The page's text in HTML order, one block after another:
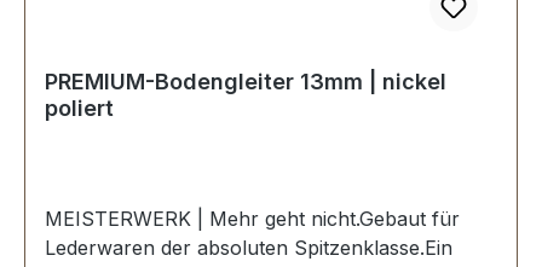
PREMIUM-Bodengleiter 13mm | nickel
poliert
MEISTERWERK | Mehr geht nicht.Gebaut für
Lederwaren der absoluten Spitzenklasse.Ein